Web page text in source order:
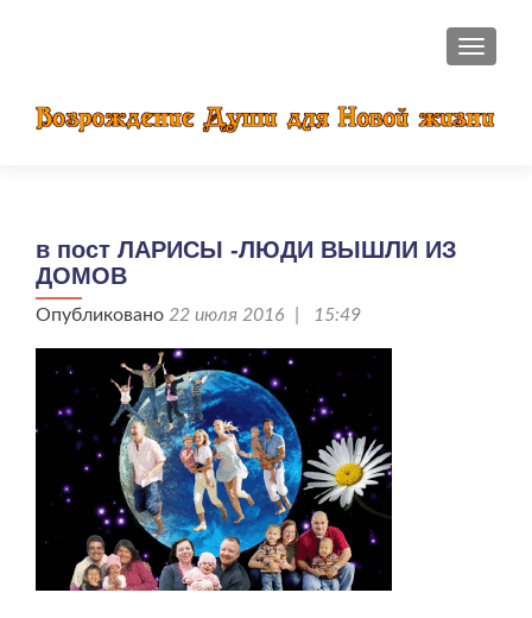
в пост ЛАРИСЫ -ЛЮДИ ВЫШЛИ ИЗ
ДОМОВ
Опубликовано 22 июля 2016 | 15:49